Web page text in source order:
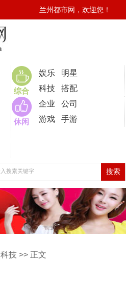
兰州都市网，欢迎您！
综合
娱乐
明星
科技
搭配
休闲
企业
公司
游戏
手游
科技 >> 正文